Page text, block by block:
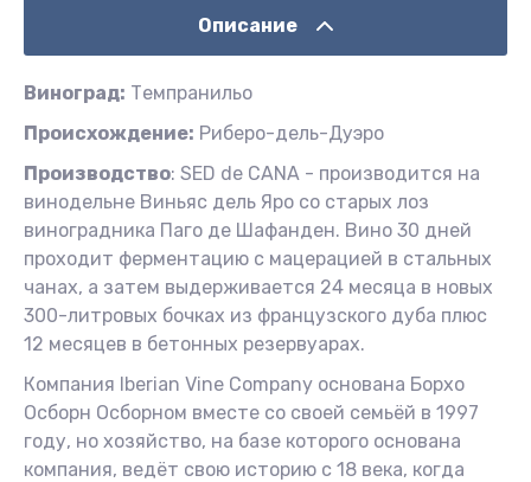
Описание
Виноград: Темпранильо
Происхождение: Риберо-дель-Дуэро
Производство: SED de CANA - производится на
винодельне Виньяс дель Яро со старых лоз
виноградника Паго де Шафанден. Вино 30 дней
проходит ферментацию с мацерацией в стальных
чанах, а затем выдерживается 24 месяца в новых
300-литровых бочках из французского дуба плюс
12 месяцев в бетонных резервуарах.
Компания Iberian Vine Company основана Борхо
Осборн Осборном вместе со своей семьёй в 1997
году, но хозяйство, на базе которого основана
компания, ведёт свою историю с 18 века, когда